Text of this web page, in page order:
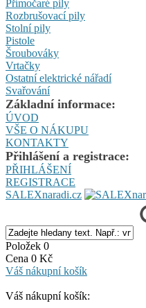
Přímočaré pily
Rozbrušovací pily
Stolní pily
Pistole
Šroubováky
Vrtačky
Ostatní elektrické nářadí
Svařování
Základní informace:
ÚVOD
VŠE O NÁKUPU
KONTAKTY
Přihlášení a registrace:
PŘIHLÁŠENÍ
REGISTRACE
SALEXnaradi.cz
Položek 0
Cena 0 Kč
Váš nákupní košík
Váš nákupní košík: